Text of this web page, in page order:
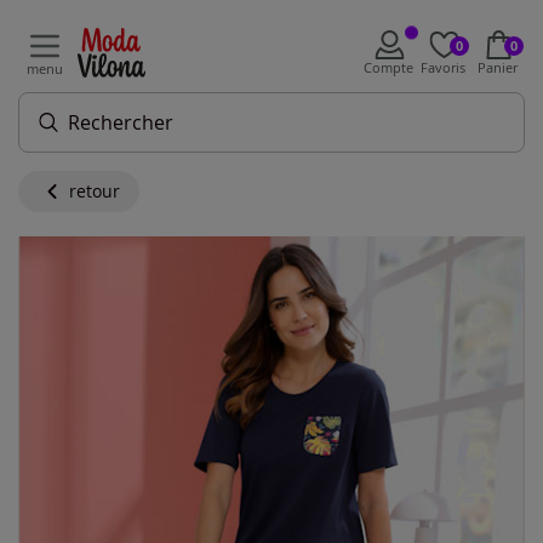
menu Compte
0
Favoris
0
Panier
retour